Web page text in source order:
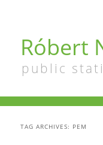
Róbert
public
TAG ARCHIVES: PEM